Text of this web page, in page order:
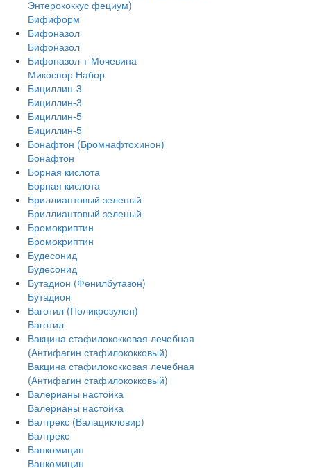
Энтерококкус фециум)
Бифиформ
Бифоназол
Бифоназол
Бифоназол + Мочевина
Микоспор Набор
Бициллин-3
Бициллин-3
Бициллин-5
Бициллин-5
Бонафтон (Бромнафтохинон)
Бонафтон
Борная кислота
Борная кислота
Бриллиантовый зеленый
Бриллиантовый зеленый
Бромокриптин
Бромокриптин
Будесонид
Будесонид
Бутадион (Фенилбутазон)
Бутадион
Ваготил (Поликрезулен)
Ваготил
Вакцина стафилококковая лечебная
(Антифагин стафилококковый)
Вакцина стафилококковая лечебная
(Антифагин стафилококковый)
Валерианы настойка
Валерианы настойка
Валтрекс (Валацикловир)
Валтрекс
Ванкомицин
Ванкомицин